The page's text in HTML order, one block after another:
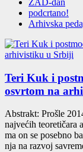
podcrtano!
Arhivska
Teri Kuk i
osvrtom na
Abs­trakt: Proš­le
naj­ve­ćih teore­ti­ča­ra
ma on se poseb­no
nja na razvoj